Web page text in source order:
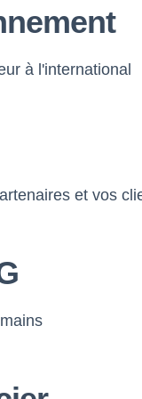
à l'international
et vos